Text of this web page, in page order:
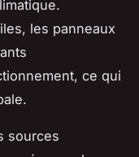
les panneaux
ce qui
sources